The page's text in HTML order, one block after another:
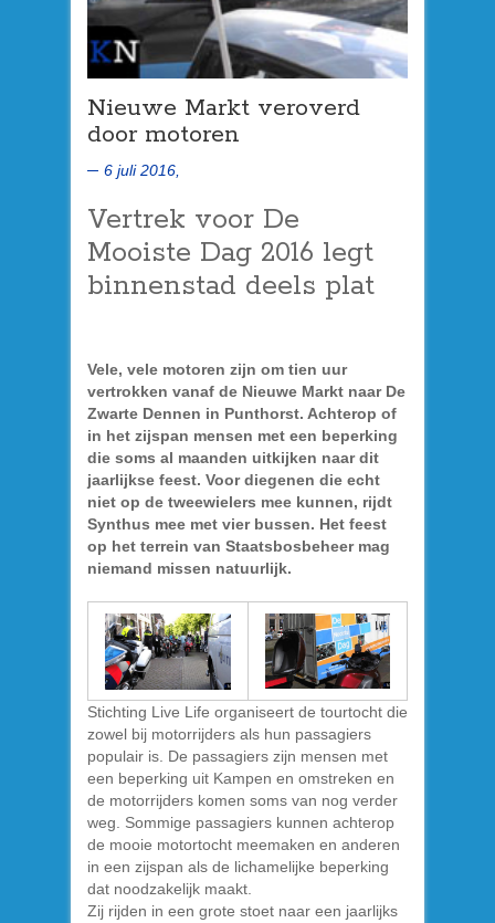
Nieuwe Markt veroverd
door motoren
6 juli 2016,
Vertrek voor De
Mooiste Dag 2016 legt
binnenstad deels plat
Vele, vele motoren zijn om tien uur
vertrokken vanaf de Nieuwe Markt naar De
Zwarte Dennen in Punthorst. Achterop of
in het zijspan mensen met een beperking
die soms al maanden uitkijken naar dit
jaarlijkse feest. Voor diegenen die echt
niet op de tweewielers mee kunnen, rijdt
Synthus mee met vier bussen. Het feest
op het terrein van Staatsbosbeheer mag
niemand missen natuurlijk.
Stichting Live Life organiseert de tourtocht die
zowel bij motorrijders als hun passagiers
populair is. De passagiers zijn mensen met
een beperking uit Kampen en omstreken en
de motorrijders komen soms van nog verder
weg. Sommige passagiers kunnen achterop
de mooie motortocht meemaken en anderen
in een zijspan als de lichamelijke beperking
dat noodzakelijk maakt.
Zij rijden in een grote stoet naar een jaarlijks